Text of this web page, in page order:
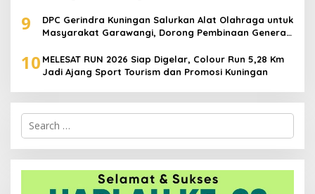
9
DPC Gerindra Kuningan Salurkan Alat Olahraga untuk
Masyarakat Garawangi, Dorong Pembinaan Generasi
10 MELESAT RUN 2026 Siap Digelar, Colour Run 5,28 Km
Jadi Ajang Sport Tourism dan Promosi Kuningan
Search
for: